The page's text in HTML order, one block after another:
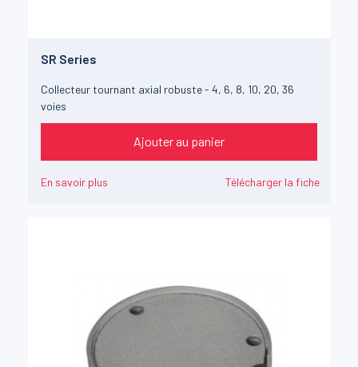
SR Series
Collecteur tournant axial robuste - 4, 6, 8, 10, 20, 36
voies
Ajouter au panier
En savoir plus Télécharger la fiche